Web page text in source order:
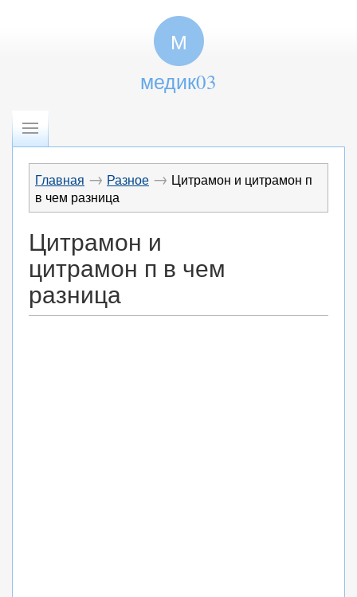
М
медик03
Главная → Разное → Цитрамон и цитрамон п
в чем разница
Цитрамон и
цитрамон п в чем
разница